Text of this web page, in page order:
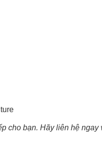
cho bạn. Hãy liên hệ ngay